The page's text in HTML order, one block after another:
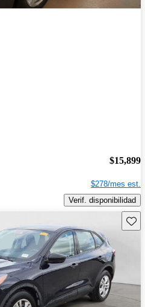
$15,899
$278/mes est.
Verif. disponibilidad